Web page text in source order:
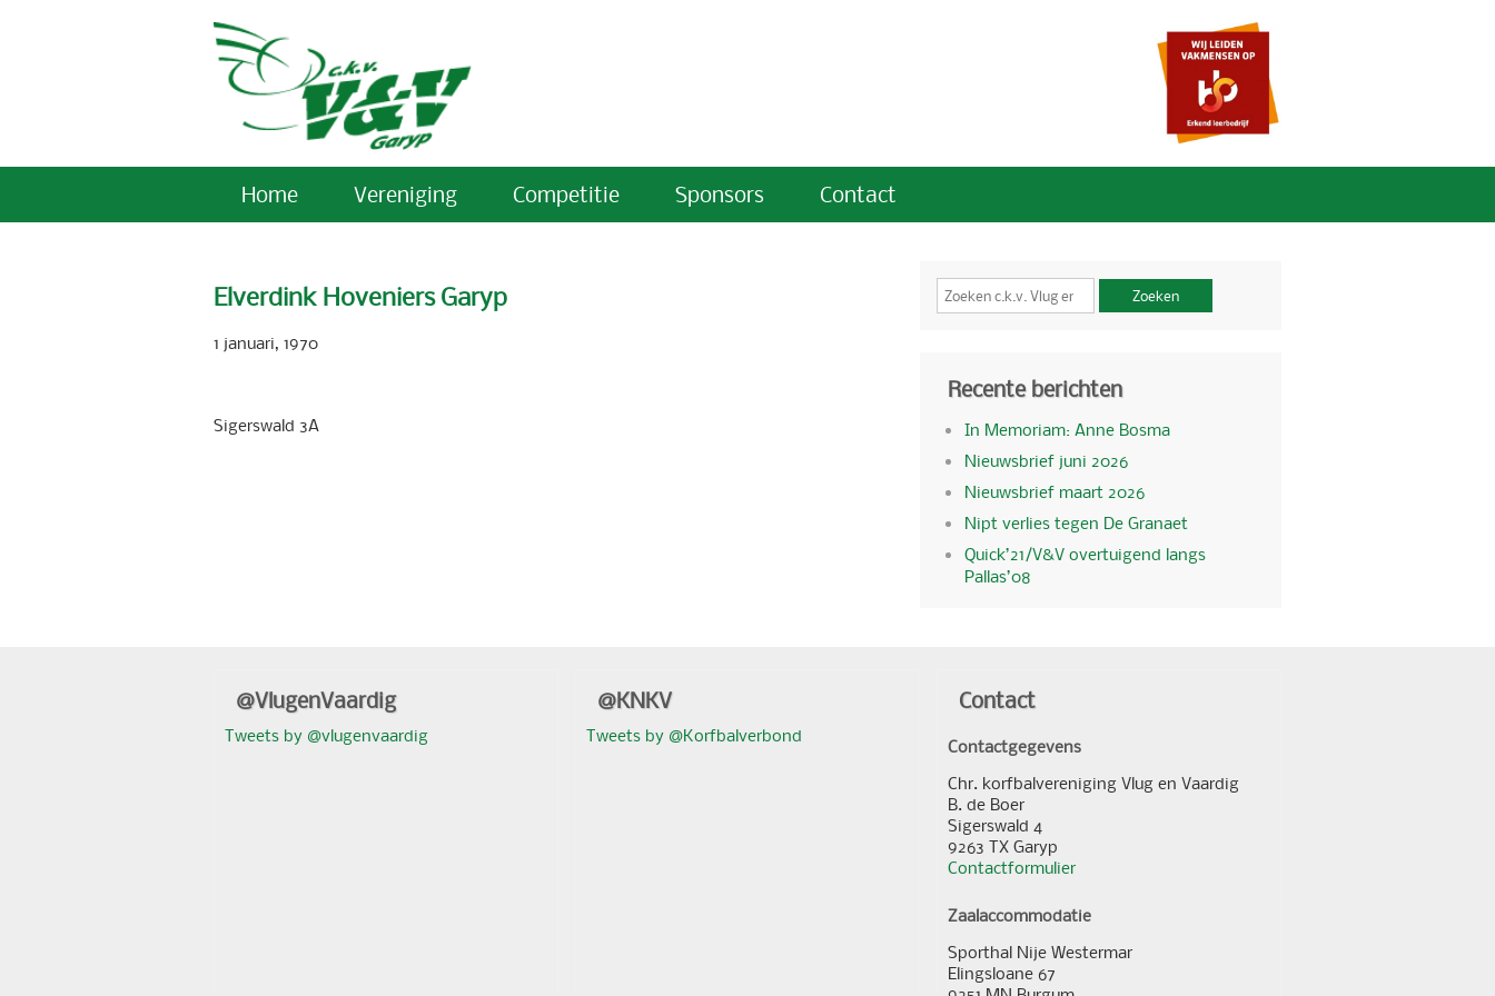
Home Vereniging Competitie Sponsors Contact
Elverdink Hoveniers Garyp
1 januari, 1970
Sigerswald 3A
Zoeken
Recente berichten
In Memoriam: Anne Bosma
Nieuwsbrief juni 2026
Nieuwsbrief maart 2026
Nipt verlies tegen De Granaet
Quick’21/V&V overtuigend langs
Pallas’08
@VlugenVaardig
Tweets by @vlugenvaardig
@KNKV
Tweets by @Korfbalverbond
Contact
Contactgegevens
Chr. korfbalvereniging Vlug en Vaardig
B. de Boer
Sigerswald 4
9263 TX Garyp
Contactformulier
Zaalaccommodatie
Sporthal Nije Westermar
Elingsloane 67